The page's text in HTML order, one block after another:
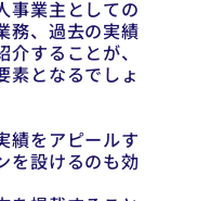
事業主としての
務、過去の実績
することが、
素となるでしょ
績をアピールす
を設けるのも効